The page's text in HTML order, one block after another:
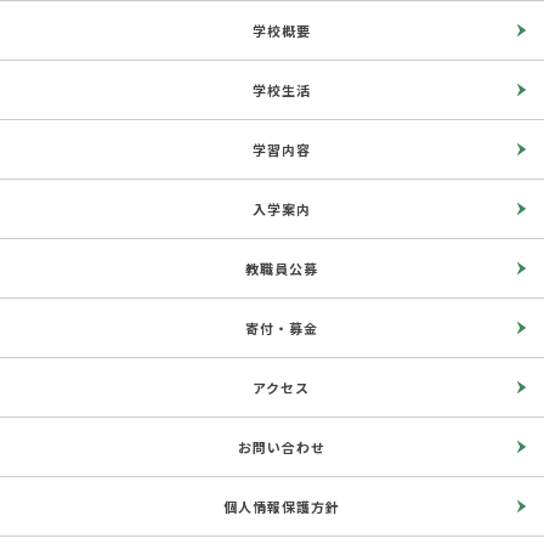
学校概要
学校生活
学習内容
入学案内
教職員公募
寄付・募金
アクセス
お問い合わせ
個人情報保護方針